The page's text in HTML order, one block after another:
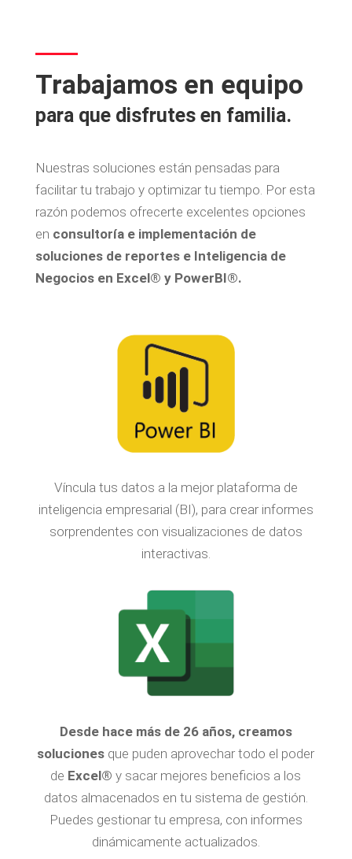
Trabajamos en equipo
para que disfrutes en familia.
Nuestras soluciones están pensadas para
facilitar tu trabajo y optimizar tu tiempo. Por esta
razón podemos ofrecerte excelentes opciones
en consultoría e implementación de
soluciones de reportes e Inteligencia de
Negocios en Excel® y PowerBI®.
Víncula tus datos a la mejor plataforma de
inteligencia empresarial (BI), para crear informes
sorprendentes con visualizaciones de datos
interactivas.
Desde hace más de 26 años, creamos
soluciones que puden aprovechar todo el poder
de Excel® y sacar mejores beneficios a los
datos almacenados en tu sistema de gestión.
Puedes gestionar tu empresa, con informes
dinámicamente actualizados.